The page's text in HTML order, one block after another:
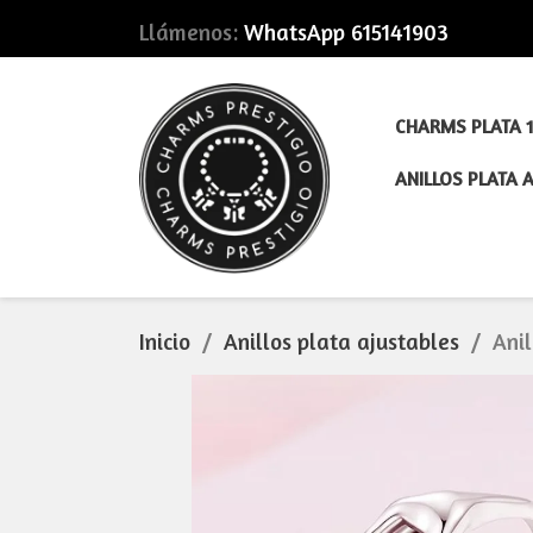
Llámenos: WhatsApp 615141903
CHARMS PLATA
ANILLOS PLATA
Inicio Anillos plata ajustables